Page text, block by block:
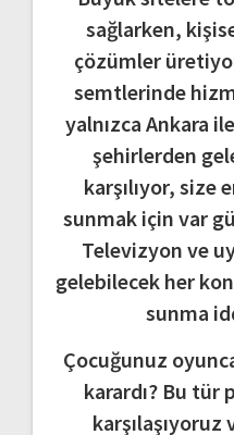
sağlarken,
çözümler
semtlerinde
yalnızca Ankara
şehirlerden
karşılıyor, size
sunmak için var
Televizyon ve
gelebilecek her
sunma
Çocuğunuz
karardı? Bu tür
karşılaşıyoruz